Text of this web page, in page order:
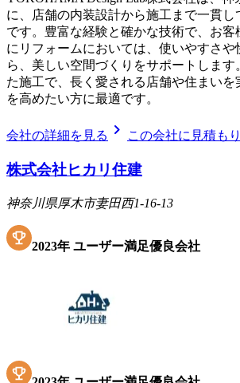
に、店舗の内装設計から施工まで一貫し
です。豊富な経験と確かな技術で、お
にリフォームにおいては、使いやすさ
ら、美しい空間づくりをサポートします
た施工で、長く愛される店舗や住まい
を高めたい方に最適です。
会社の詳細を見る chevron_right この会社に見積も
株式会社ヒカリ住建
神奈川県厚木市妻田西1-16-13
2023年 ユーザー満足優良会社